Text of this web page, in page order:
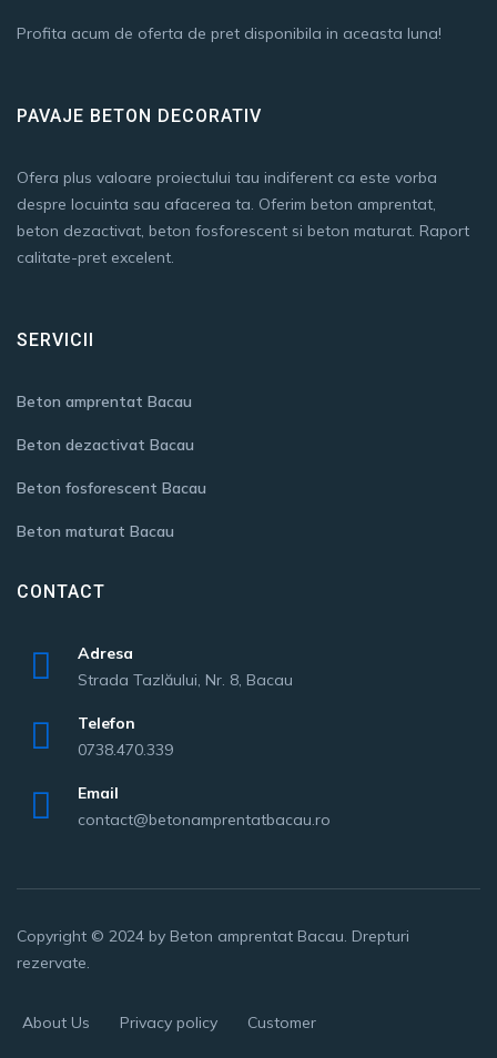
Profita acum de oferta de pret disponibila in aceasta luna!
PAVAJE BETON DECORATIV
Ofera plus valoare proiectului tau indiferent ca este vorba
despre locuinta sau afacerea ta. Oferim beton amprentat,
beton dezactivat, beton fosforescent si beton maturat. Raport
calitate-pret excelent.
SERVICII
Beton amprentat Bacau
Beton dezactivat Bacau
Beton fosforescent Bacau
Beton maturat Bacau
CONTACT
Adresa
Strada Tazlăului, Nr. 8, Bacau
Telefon
0738.470.339
Email
contact@betonamprentatbacau.ro
Copyright © 2024 by Beton amprentat Bacau. Drepturi
rezervate.
About Us Privacy policy Customer